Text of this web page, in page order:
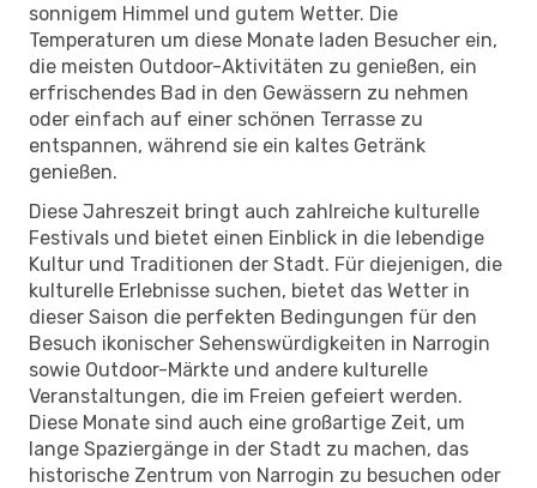
sonnigem Himmel und gutem Wetter. Die
Temperaturen um diese Monate laden Besucher ein,
die meisten Outdoor-Aktivitäten zu genießen, ein
erfrischendes Bad in den Gewässern zu nehmen
oder einfach auf einer schönen Terrasse zu
entspannen, während sie ein kaltes Getränk
genießen.
Diese Jahreszeit bringt auch zahlreiche kulturelle
Festivals und bietet einen Einblick in die lebendige
Kultur und Traditionen der Stadt. Für diejenigen, die
kulturelle Erlebnisse suchen, bietet das Wetter in
dieser Saison die perfekten Bedingungen für den
Besuch ikonischer Sehenswürdigkeiten in Narrogin
sowie Outdoor-Märkte und andere kulturelle
Veranstaltungen, die im Freien gefeiert werden.
Diese Monate sind auch eine großartige Zeit, um
lange Spaziergänge in der Stadt zu machen, das
historische Zentrum von Narrogin zu besuchen oder